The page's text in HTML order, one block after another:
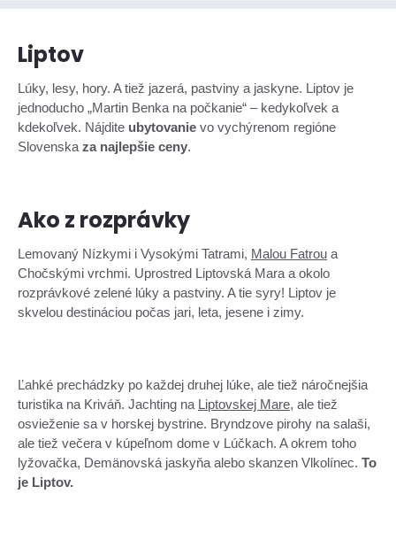
Liptov
Lúky, lesy, hory. A tiež jazerá, pastviny a jaskyne. Liptov je
jednoducho „Martin Benka na počkanie“ – kedykoľvek a
kdekoľvek. Nájdite ubytovanie vo vychýrenom regióne
Slovenska za najlepšie ceny.
Ako z rozprávky
Lemovaný Nízkymi i Vysokými Tatrami, Malou Fatrou a
Chočskými vrchmi. Uprostred Liptovská Mara a okolo
rozprávkové zelené lúky a pastviny. A tie syry! Liptov je
skvelou destináciou počas jari, leta, jesene i zimy.
Ľahké prechádzky po každej druhej lúke, ale tiež náročnejšia
turistika na Kriváň. Jachting na Liptovskej Mare, ale tiež
osvieženie sa v horskej bystrine. Bryndzove pirohy na salaši,
ale tiež večera v kúpeľnom dome v Lúčkach. A okrem toho
lyžovačka, Demänovská jaskyňa alebo skanzen Vlkolínec. To
je Liptov.